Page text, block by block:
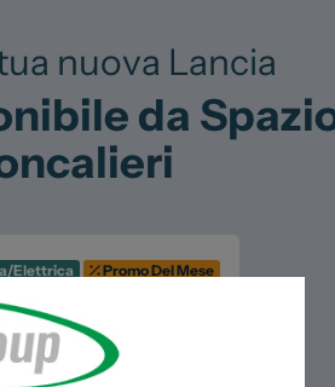
nuova Lancia
da
Elettrica Promo Del Mese